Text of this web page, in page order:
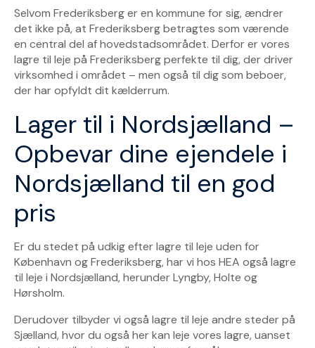
Selvom Frederiksberg er en kommune for sig, ændrer
det ikke på, at Frederiksberg betragtes som værende
en central del af hovedstadsområdet. Derfor er vores
lagre til leje på Frederiksberg perfekte til dig, der driver
virksomhed i området – men også til dig som beboer,
der har opfyldt dit kælderrum.
Lager til i Nordsjælland –
Opbevar dine ejendele i
Nordsjælland til en god
pris
Er du stedet på udkig efter lagre til leje uden for
København og Frederiksberg, har vi hos HEA også lagre
til leje i Nordsjælland, herunder Lyngby, Holte og
Hørsholm.
Derudover tilbyder vi også lagre til leje andre steder på
Sjælland, hvor du også her kan leje vores lagre, uanset